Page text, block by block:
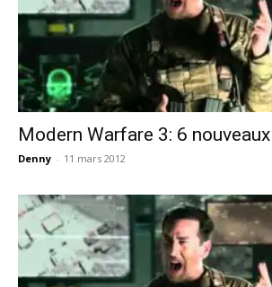
Modern Warfare 3: 6
Denny - 11 mars 2012